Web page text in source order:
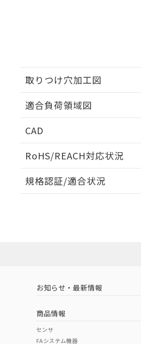
取りつけ穴加工図
適合負荷領域図
CAD
RoHS/REACH対応状況
EU RoHS 注意事項・凡例
中国 RoHS 注意事項・凡例
中国 RoHS表
規格認証/適合状況
（イギリス
（ノルウェー
お知らせ・最新情報
商品情報
センサ
FAシステム機器